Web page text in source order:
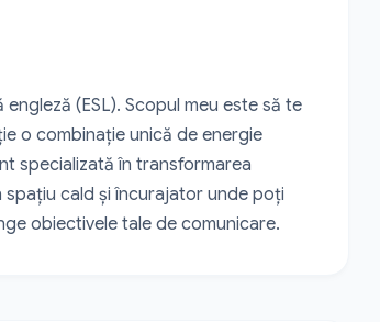
(ESL). Scopul meu este să te
o combinație unică de energie
specializată în transformarea
cald și încurajator unde poți
obiectivele tale de comunicare.